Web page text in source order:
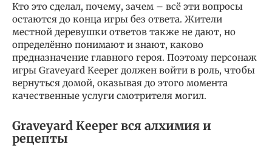
Кто это сделал, почему, зачем – всё эти вопросы
остаются до конца игры без ответа. Жители
местной деревушки ответов также не дают, но
определённо понимают и знают, каково
предназначение главного героя. Поэтому персонаж
игры Graveyard Keeper должен войти в роль, чтобы
вернуться домой, оказывая до этого момента
качественные услуги смотрителя могил.
Graveyard Keeper вся алхимия и
рецепты